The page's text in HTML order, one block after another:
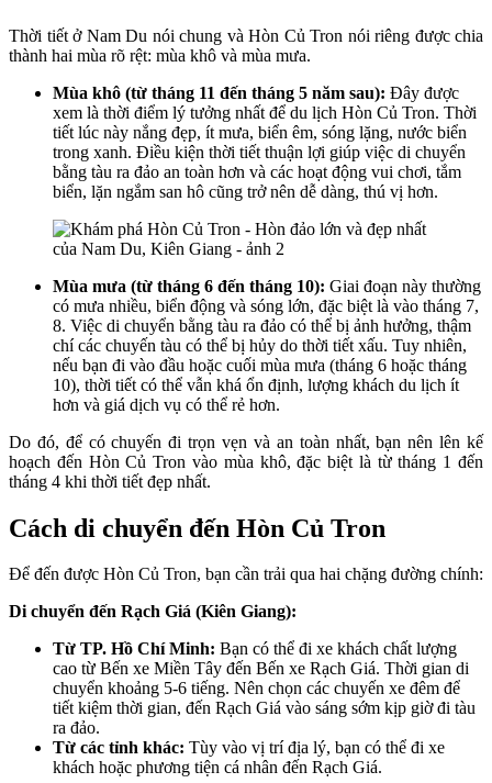
Thời tiết ở Nam Du nói chung và Hòn Củ Tron nói riêng được chia
thành hai mùa rõ rệt: mùa khô và mùa mưa.
Mùa khô (từ tháng 11 đến tháng 5 năm sau): Đây được
xem là thời điểm lý tưởng nhất để du lịch Hòn Củ Tron. Thời
tiết lúc này nắng đẹp, ít mưa, biển êm, sóng lặng, nước biển
trong xanh. Điều kiện thời tiết thuận lợi giúp việc di chuyển
bằng tàu ra đảo an toàn hơn và các hoạt động vui chơi, tắm
biển, lặn ngắm san hô cũng trở nên dễ dàng, thú vị hơn.
Mùa mưa (từ tháng 6 đến tháng 10): Giai đoạn này thường
có mưa nhiều, biển động và sóng lớn, đặc biệt là vào tháng 7,
8. Việc di chuyển bằng tàu ra đảo có thể bị ảnh hưởng, thậm
chí các chuyến tàu có thể bị hủy do thời tiết xấu. Tuy nhiên,
nếu bạn đi vào đầu hoặc cuối mùa mưa (tháng 6 hoặc tháng
10), thời tiết có thể vẫn khá ổn định, lượng khách du lịch ít
hơn và giá dịch vụ có thể rẻ hơn.
Do đó, để có chuyến đi trọn vẹn và an toàn nhất, bạn nên lên kế
hoạch đến Hòn Củ Tron vào mùa khô, đặc biệt là từ tháng 1 đến
tháng 4 khi thời tiết đẹp nhất.
Cách di chuyển đến Hòn Củ Tron
Để đến được Hòn Củ Tron, bạn cần trải qua hai chặng đường chính:
Di chuyển đến Rạch Giá (Kiên Giang):
Từ TP. Hồ Chí Minh: Bạn có thể đi xe khách chất lượng
cao từ Bến xe Miền Tây đến Bến xe Rạch Giá. Thời gian di
chuyển khoảng 5-6 tiếng. Nên chọn các chuyến xe đêm để
tiết kiệm thời gian, đến Rạch Giá vào sáng sớm kịp giờ đi tàu
ra đảo.
Từ các tỉnh khác: Tùy vào vị trí địa lý, bạn có thể đi xe
khách hoặc phương tiện cá nhân đến Rạch Giá.